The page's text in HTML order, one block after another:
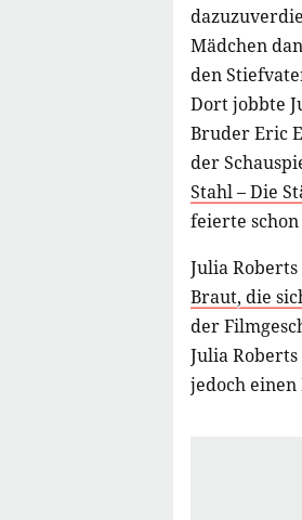
Mädchen
den
Dort jobbte
Bruder Eric
der
Stahl – Die
feierte
Julia
Braut, die
der
Julia
jedoch